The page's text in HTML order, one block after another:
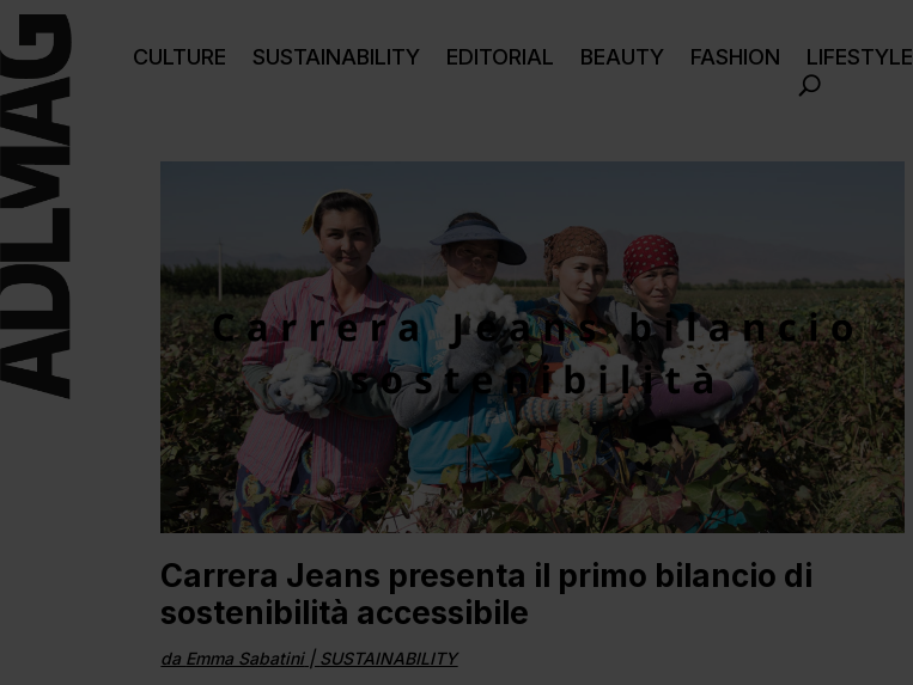
CULTURE SUSTAINABILITY EDITORIAL BEAUTY FASHION LIFESTYLE
Carrera Jeans presenta il primo bilancio di
sostenibilità accessibile
da Emma Sabatini| SUSTAINABILITY